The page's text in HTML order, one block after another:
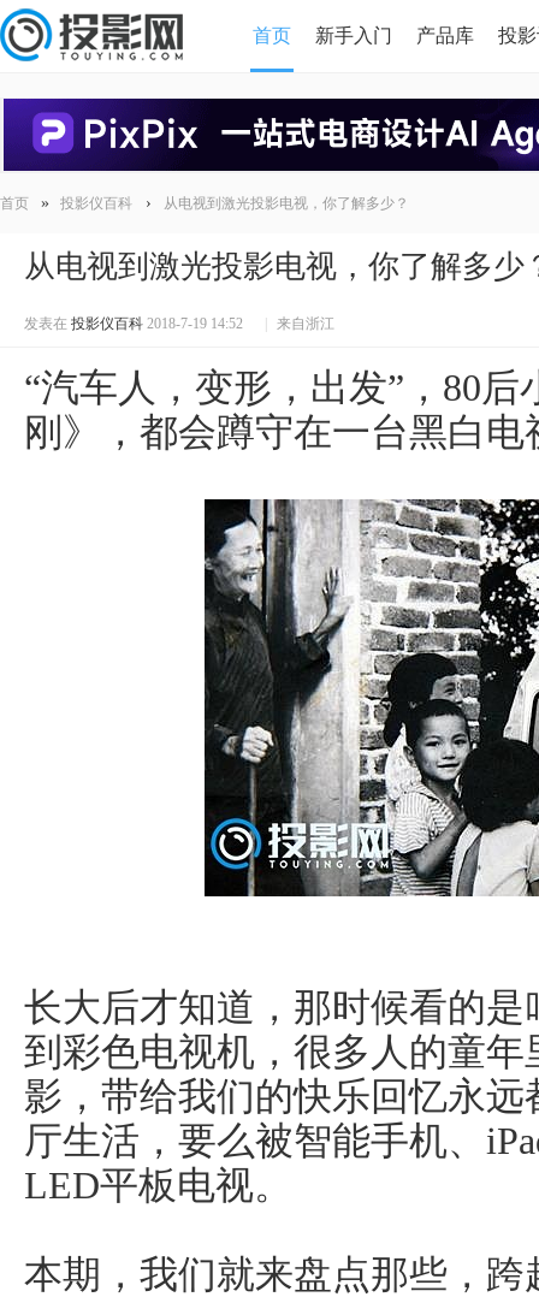
首页 新手入门 产品库 投
HDMI版本对比
首页 » 投影仪百科 › 从电视到激光投影电视，你了解多少？
从电视到激光投影电视，你了解多少
发表在 投影仪百科 2018-7-19 14:52 来自浙江
“汽车人，变形，出发”，80
刚》，都会蹲守在一台黑白电
长大后才知道，那时候看的
到彩色电视机，很多人的童
影，带给我们的快乐回忆永
厅生活，要么被智能手机、
LED平板电视。
本期，我们就来盘点那些，